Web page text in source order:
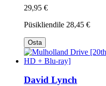
29,95 €
Püsikliendile 28,45 €
Osta
David Lynch